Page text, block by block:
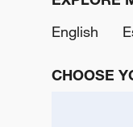
English
CHOOSE